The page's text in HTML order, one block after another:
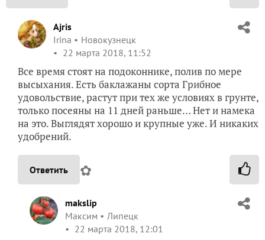
Ajris
Irina
Новокузнецк
22 марта 2018, 11:52
Все время стоят на подоконнике, полив по мере
высыхания. Есть баклажаны сорта Грибное
удовольствие, растут при тех же условиях в грунте,
только посеяны на 11 дней раньше… Нет и намека
на это. Выглядят хорошо и крупные уже. И никаких
удобрений.
Ответить ✿
makslip
Максим
Липецк
22 марта 2018, 12:01